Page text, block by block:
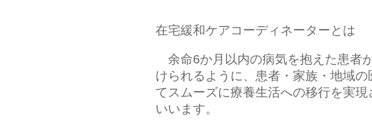
在宅緩和ケアコーディネーターとは
余命6か月以内の病気を抱えた患者
けられるように、患者・家族・地域
てスムーズに療養生活への移行を実
いいます。